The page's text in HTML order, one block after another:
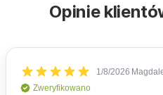
Opinie